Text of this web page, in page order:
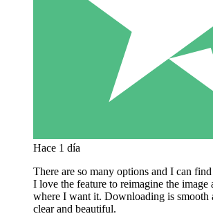
Hace 1 día
There are so many options and I can
I love the feature to reimagine the image
where I want it. Downloading is smooth
clear and beautiful.